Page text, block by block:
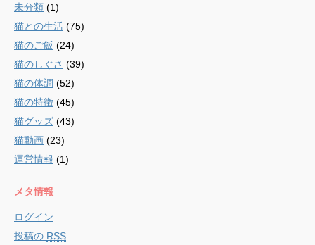
未分類 (1)
猫との生活 (75)
猫のご飯 (24)
猫のしぐさ (39)
猫の体調 (52)
猫の特徴 (45)
猫グッズ (43)
猫動画 (23)
運営情報 (1)
メタ情報
ログイン
投稿の RSS